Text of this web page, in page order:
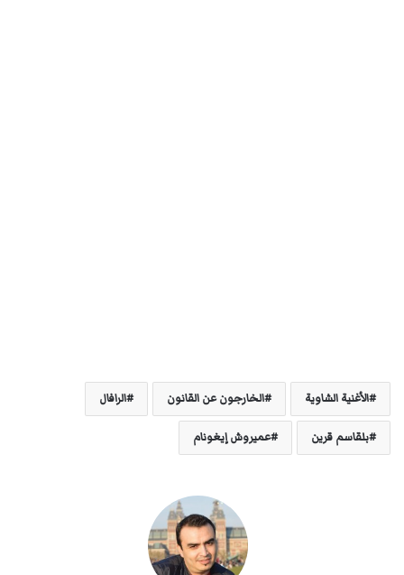
الأغنية الشاوية الخارجون عن القانون الرافال
بلقاسم قرين عميروش إيغونام